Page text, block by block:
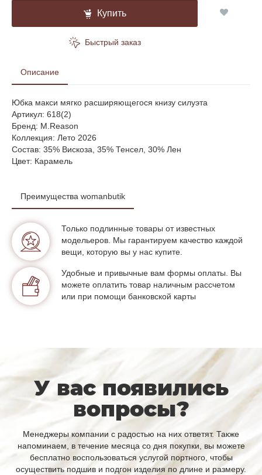
Купить
Быстрый заказ
Описание
Юбка макси мягко расширяющегося книзу силуэта
Артикул: 618(2)
Бренд: M.Reason
Коллекция: Лето 2026
Состав: 35% Вискоза, 35% Тенсел, 30% Лен
Цвет: Карамель
Преимущества womanbutik
Только подлинные товары от известных
модельеров. Мы гарантируем качество каждой
вещи, которую вы у нас купите.
Удобные и привычные вам формы оплаты. Вы
можете оплатить товар наличным рассчетом
или при помощи банковской карты
У вас появились
вопросы?
Менеджеры компании с радостью на них ответят. Также
напоминаем, в течение месяца со дня покупки, вы можете
бесплатно воспользоваться услугой портного, чтобы
осуществить подшив и подгон изделия по длине и размеру.